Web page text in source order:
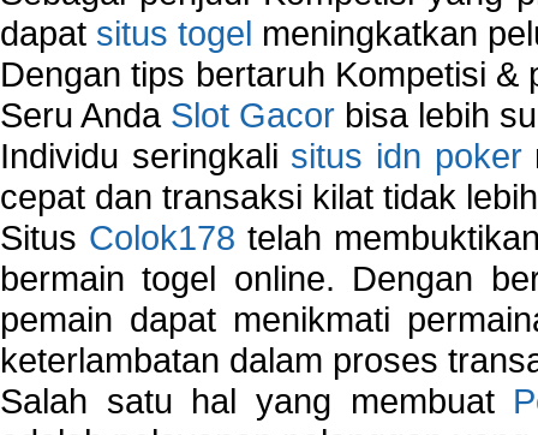
dapat situs togel meningkatkan
Dengan tips bertaruh Kompetisi
Seru Anda Slot Gacor bisa lebih
Individu seringkali situs idn poker
cepat dan transaksi kilat tidak
Situs Colok178 telah
bermain togel online. Dengan
pemain dapat menikmati
keterlambatan dalam proses
Salah satu hal yang membuat